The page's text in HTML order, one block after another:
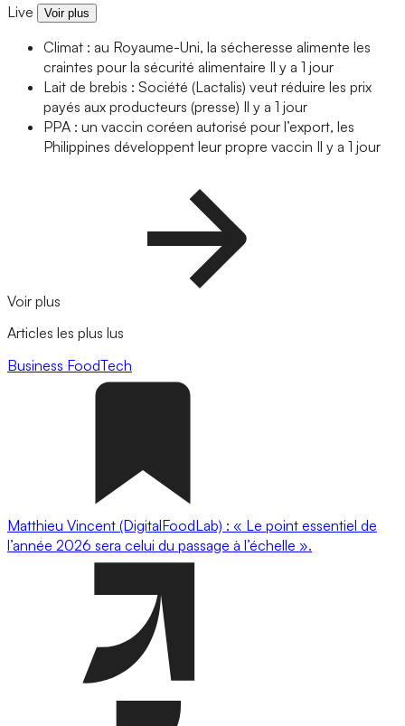
Live Voir plus
Climat : au Royaume-Uni, la sécheresse alimente les
craintes pour la sécurité alimentaire Il y a 1 jour
Lait de brebis : Société (Lactalis) veut réduire les prix
payés aux producteurs (presse) Il y a 1 jour
PPA : un vaccin coréen autorisé pour l’export, les
Philippines développent leur propre vaccin Il y a 1 jour
Voir plus
Articles les plus lus
Business FoodTech
Matthieu Vincent (DigitalFoodLab) : « Le point essentiel de
l’année 2026 sera celui du passage à l’échelle ».